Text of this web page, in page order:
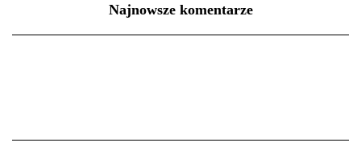
Najnowsze komentarze